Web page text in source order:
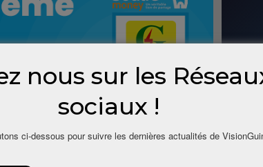
nous sur les
sociaux !
ci-dessous pour suivre les dernières actualités de